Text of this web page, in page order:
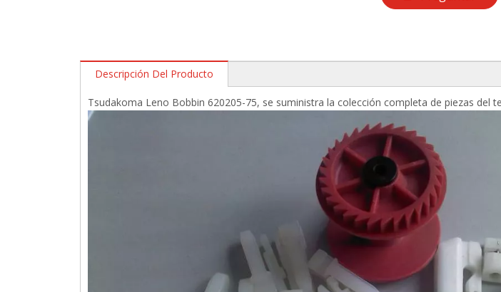
Descripción Del Producto
Tsudakoma Leno Bobbin 620205-75, se suministra la colección completa de piezas del